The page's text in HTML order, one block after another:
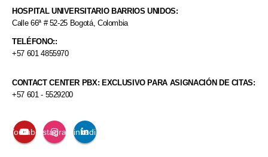
HOSPITAL UNIVERSITARIO BARRIOS UNIDOS:
Calle 66ª # 52-25 Bogotá, Colombia
TELÉFONO::
+57 601 4855970
CONTACT CENTER PBX: EXCLUSIVO PARA ASIGNACIÓN DE CITAS:
+57 601 - 5529200
YoutubeInstagramLinkedin